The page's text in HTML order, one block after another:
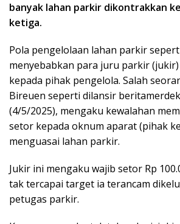
banyak lahan parkir dikontrakkan
ketiga.
Pola pengelolaan lahan parkir
menyebabkan para juru parkir
kepada pihak pengelola. Salah
Bireuen seperti dilansir
(4/5/2025), mengaku kewalahan
setor kepada oknum aparat (pihak
menguasai lahan parkir.
Jukir ini mengaku wajib setor Rp
tak tercapai target ia terancam
petugas parkir.